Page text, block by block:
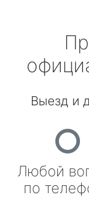
Выезд и
Любой
по